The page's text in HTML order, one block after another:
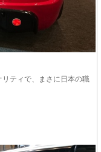
ティで、まさに日本の職